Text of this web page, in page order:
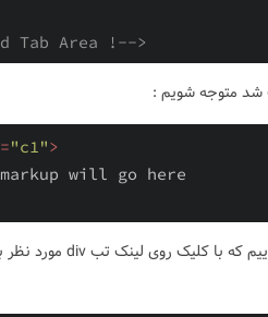
Tab Area !-->
="c1">